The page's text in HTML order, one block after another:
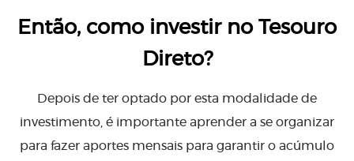
Então, como investir no Tesouro
Direto?
Depois de ter optado por esta modalidade de
investimento, é importante aprender a se organizar
para fazer aportes mensais para garantir o acúmulo